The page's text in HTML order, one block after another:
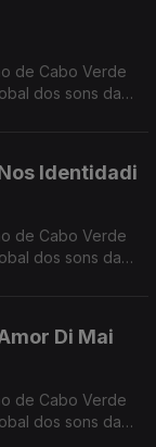
de Cabo Verde
dos sons da
Identidadi
de Cabo Verde
dos sons da
Di Mai
de Cabo Verde
dos sons da